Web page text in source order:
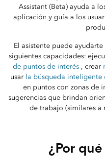
Assistant (Beta) ayuda a
aplicación y guía a los
El asistente puede
siguientes capacidades:
de puntos de interés , crear
usar la búsqueda inteligente
en puntos con zonas de
sugerencias que brindan
de trabajo (similares a
¿Por